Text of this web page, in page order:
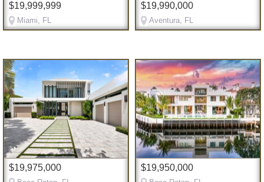
$19,999,999
Miami, FL
$19,990,000
Aventura, FL
$19,975,000 $19,950,000